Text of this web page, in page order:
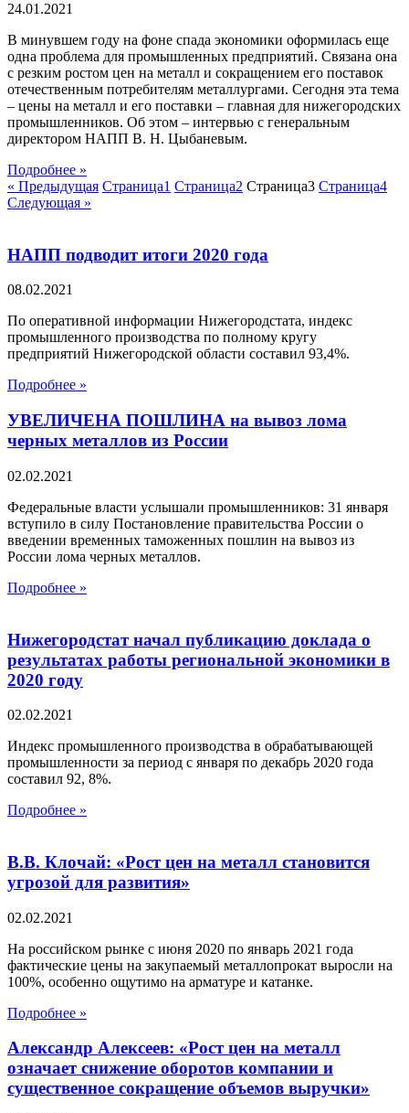
24.01.2021
В минувшем году на фоне спада экономики оформилась еще
одна проблема для промышленных предприятий. Связана она
с резким ростом цен на металл и сокращением его поставок
отечественным потребителям металлургами. Сегодня эта тема
– цены на металл и его поставки – главная для нижегородских
промышленников. Об этом – интервью с генеральным
директором НАПП В. Н. Цыбаневым.
Подробнее »
« Предыдущая Страница1 Страница2 Страница3 Страница4
Следующая »
НАПП подводит итоги 2020 года
08.02.2021
По оперативной информации Нижегородстата, индекс
промышленного производства по полному кругу
предприятий Нижегородской области составил 93,4%.
Подробнее »
УВЕЛИЧЕНА ПОШЛИНА на вывоз лома
черных металлов из России
02.02.2021
Федеральные власти услышали промышленников: 31 января
вступило в силу Постановление правительства России о
введении временных таможенных пошлин на вывоз из
России лома черных металлов.
Подробнее »
Нижегородстат начал публикацию доклада о
результатах работы региональной экономики в
2020 году
02.02.2021
Индекс промышленного производства в обрабатывающей
промышленности за период с января по декабрь 2020 года
составил 92, 8%.
Подробнее »
В.В. Клочай: «Рост цен на металл становится
угрозой для развития»
02.02.2021
На российском рынке с июня 2020 по январь 2021 года
фактические цены на закупаемый металлопрокат выросли на
100%, особенно ощутимо на арматуре и катанке.
Подробнее »
Александр Алексеев: «Рост цен на металл
означает снижение оборотов компании и
существенное сокращение объемов выручки»